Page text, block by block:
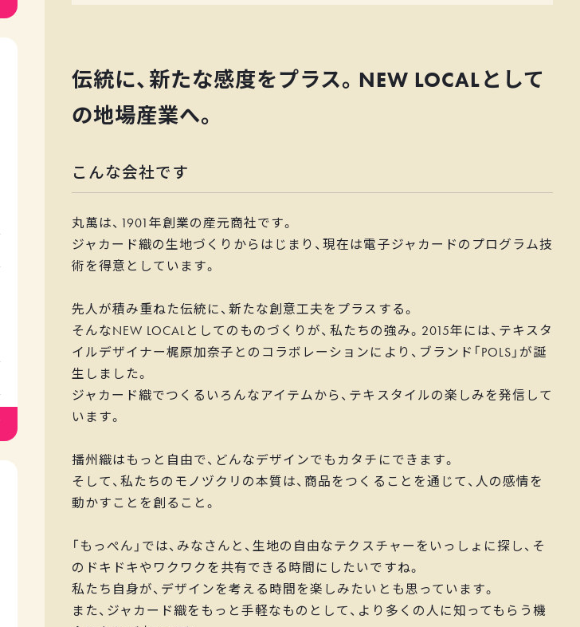
伝統に、新たな感度をプラス。NEW LOCALとして
の地場産業へ。
こんな会社です
丸萬は、1901年創業の産元商社です。
ジャカード織の生地づくりからはじまり、現在は電子ジャカードのプログラム技
術を得意としています。
先人が積み重ねた伝統に、新たな創意工夫をプラスする。
そんなNEW LOCALとしてのものづくりが、私たちの強み。2015年には、テキスタ
イルデザイナー梶原加奈子とのコラボレーションにより、ブランド「POLS」が誕
生しました。
ジャカード織でつくるいろんなアイテムから、テキスタイルの楽しみを発信して
います。
播州織はもっと自由で、どんなデザインでもカタチにできます。
そして、私たちのモノヅクリの本質は、商品をつくることを通じて、人の感情を
動かすことを創ること。
「もっぺん」では、みなさんと、生地の自由なテクスチャーをいっしょに探し、そ
のドキドキやワクワクを共有できる時間にしたいですね。
私たち自身が、デザインを考える時間を楽しみたいとも思っています。
また、ジャカード織をもっと手軽なものとして、より多くの人に知ってもらう機